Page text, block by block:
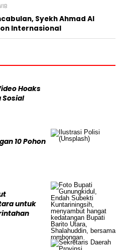
Syekh Ahmad Al
Internasional
Hoaks
Sosial
10 Pohon
untuk